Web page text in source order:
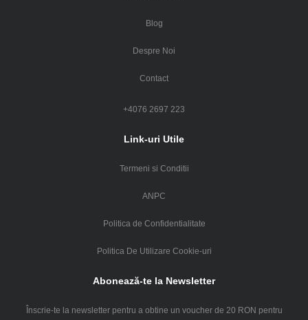
Blog
Despre Noi
Contact
+4076 2697 223
Link-uri Utile
Termeni si Conditii
ANPC
Politica de Confidentialitate
Politica De Utilizare Cookie-uri
Abonează-te la Newsletter
Înscrie-te la newsletter pentru a obtine un voucher de 20 RON pentru